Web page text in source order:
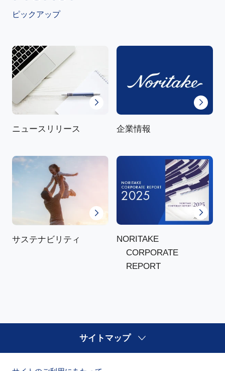
ピックアップ
ニュースリリース 企業情報
サステナビリティ
NORITAKE
CORPORATE
REPORT
サイトマップ